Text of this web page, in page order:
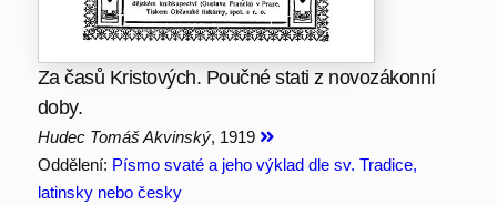
Za časů Kristových. Poučné stati z novozákonní
doby.
Hudec Tomáš Akvinský, 1919
Oddělení: Písmo svaté a jeho výklad dle sv. Tradice,
latinsky nebo česky